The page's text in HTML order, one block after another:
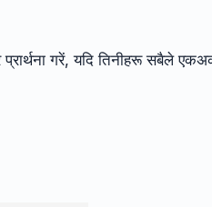
गरें, यदि तिनीहरू सबैले